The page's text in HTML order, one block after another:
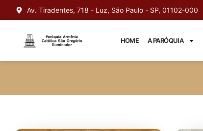
Av. Tiradentes, 718 - Luz, São Paulo - SP, 01102-000
HOME A PARÓQUIA